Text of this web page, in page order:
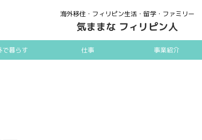
海外移住・フィリピン生活・留学・ファミリー
気ままな フィリピン人
で暮らす 仕事 事業紹介